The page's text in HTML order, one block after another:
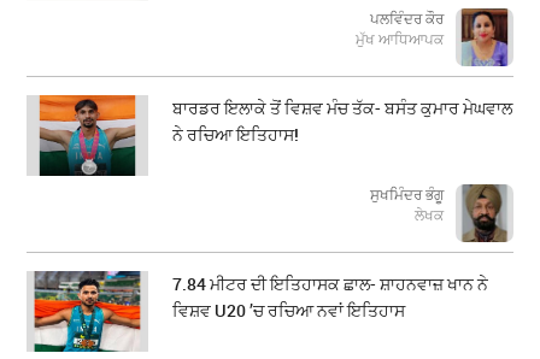
ਪਲਵਿੰਦਰ ਕੌਰ
ਮੁੱਖ ਆਧਿਆਪਕ
ਬਾਰਡਰ ਇਲਾਕੇ ਤੋਂ ਵਿਸ਼ਵ ਮੰਚ ਤੱਕ- ਬਸੰਤ ਕੁਮਾਰ ਮੇਘਵਾਲ
ਨੇ ਰਚਿਆ ਇਤਿਹਾਸ!
ਸੁਖਮਿੰਦਰ ਭੰਗੂ
ਲੇਖਕ
7.84 ਮੀਟਰ ਦੀ ਇਤਿਹਾਸਕ ਛਾਲ- ਸ਼ਾਹਨਵਾਜ਼ ਖਾਨ ਨੇ
ਵਿਸ਼ਵ U20 ’ਚ ਰਚਿਆ ਨਵਾਂ ਇਤਿਹਾਸ